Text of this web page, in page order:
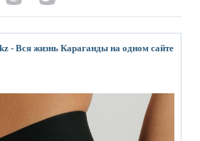
- Вся жизнь Караганды на одном сайте